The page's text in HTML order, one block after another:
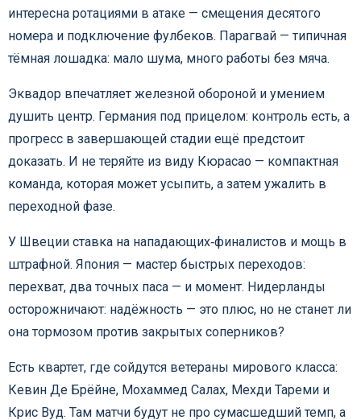
интересна ротациями в атаке — смещения десятого
номера и подключение фулбеков. Парагвай — типичная
тёмная лошадка: мало шума, много работы без мяча.
Эквадор впечатляет железной обороной и умением
душить центр. Германия под прицелом: контроль есть, а
прогресс в завершающей стадии ещё предстоит
доказать. И не теряйте из виду Кюрасао — компактная
команда, которая может усыпить, а затем ужалить в
переходной фазе.
У Швеции ставка на нападающих‑финалистов и мощь в
штрафной. Япония — мастер быстрых переходов:
перехват, два точных паса — и момент. Нидерланды
осторожничают: надёжность — это плюс, но не станет ли
она тормозом против закрытых соперников?
Есть квартет, где сойдутся ветераны мирового класса:
Кевин Де Брёйне, Мохаммед Салах, Мехди Тареми и
Крис Вуд. Там матчи будут не про сумасшедший темп, а